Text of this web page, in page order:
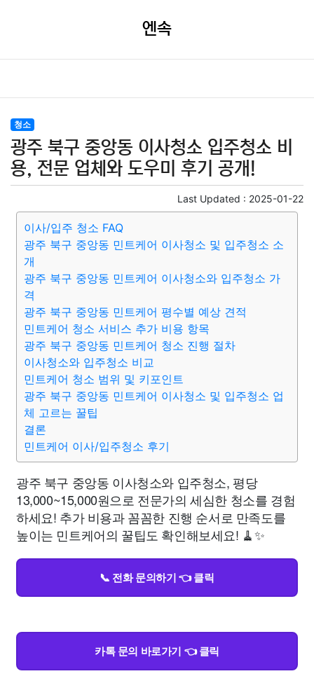
엔속
청소
광주 북구 중앙동 이사청소 입주청소 비
용, 전문 업체와 도우미 후기 공개!
Last Updated : 2025-01-22
이사/입주 청소 FAQ
광주 북구 중앙동 민트케어 이사청소 및 입주청소 소
개
광주 북구 중앙동 민트케어 이사청소와 입주청소 가
격
광주 북구 중앙동 민트케어 평수별 예상 견적
민트케어 청소 서비스 추가 비용 항목
광주 북구 중앙동 민트케어 청소 진행 절차
이사청소와 입주청소 비교
민트케어 청소 범위 및 키포인트
광주 북구 중앙동 민트케어 이사청소 및 입주청소 업
체 고르는 꿀팁
결론
민트케어 이사/입주청소 후기
광주 북구 중앙동 이사청소와 입주청소, 평당
13,000~15,000원으로 전문가의 세심한 청소를 경험
하세요! 추가 비용과 꼼꼼한 진행 순서로 만족도를
높이는 민트케어의 꿀팁도 확인해보세요! 🧹✨
📞 전화 문의하기 👈 클릭
카톡 문의 바로가기 👈 클릭